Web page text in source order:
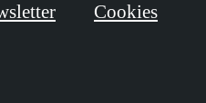
Cookies